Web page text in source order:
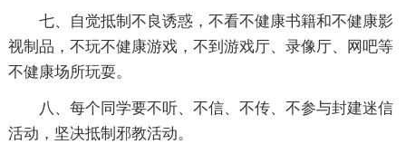
七、自觉抵制不良诱惑，不看不健康书籍和不健康影
视制品，不玩不健康游戏，不到游戏厅、录像厅、网吧等
不健康场所玩耍。
八、每个同学要不听、不信、不传、不参与封建迷信
活动，坚决抵制邪教活动。